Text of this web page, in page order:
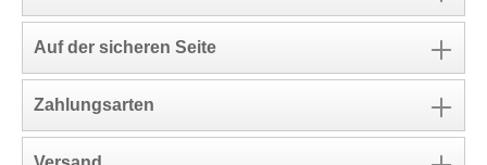
Auf der sicheren Seite
Zahlungsarten